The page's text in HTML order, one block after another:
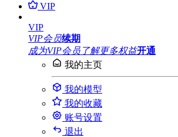
VIP
VIP
VIP会员续期
成为VIP会员 了解更多权益开通
我的主页
我的模型
我的收藏
账号设置
退出